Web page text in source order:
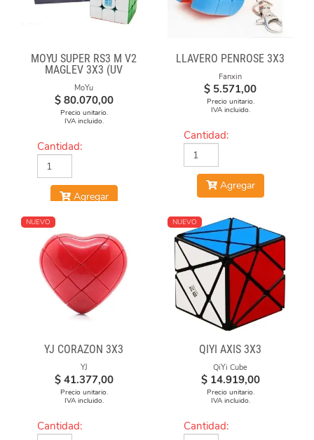
MOYU SUPER RS3 M V2
MAGLEV 3X3 (UV
COATED)
MoYu
$ 80.070,00
Precio unitario.
IVA incluido.
Cantidad:
Agregar
LLAVERO PENROSE 3X3
Fanxin
$ 5.571,00
Precio unitario.
IVA incluido.
Cantidad:
Agregar
NUEVO
YJ CORAZON 3X3
YJ
$ 41.377,00
Precio unitario.
IVA incluido.
Cantidad:
NUEVO
QIYI AXIS 3X3
QiYi Cube
$ 14.919,00
Precio unitario.
IVA incluido.
Cantidad: